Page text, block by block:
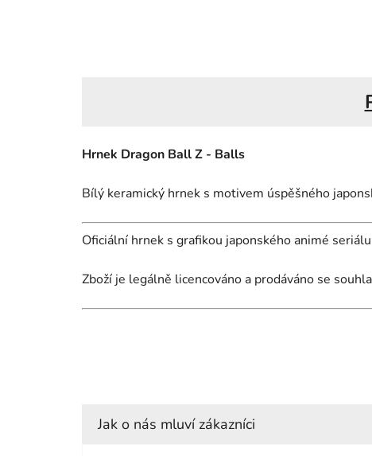
Hrnek Dragon Ball Z - Balls
Bílý keramický hrnek s motivem úspěšného
Oficiální hrnek s grafikou japonského animé seriálu
Zboží je legálně licencováno a prodáváno se